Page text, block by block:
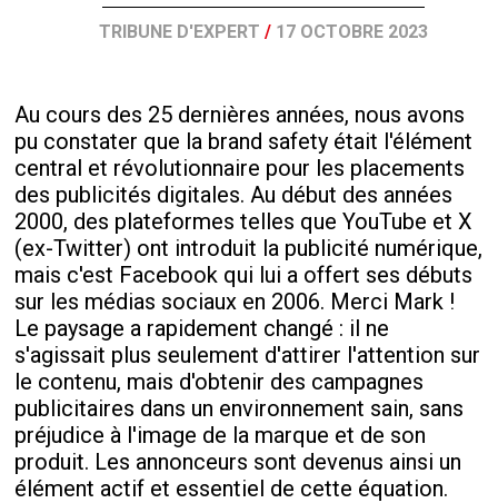
TRIBUNE D'EXPERT / 17 OCTOBRE 2023
Au cours des 25 dernières années, nous avons
pu constater que la brand safety était l'élément
central et révolutionnaire pour les placements
des publicités digitales. Au début des années
2000, des plateformes telles que YouTube et X
(ex-Twitter) ont introduit la publicité numérique,
mais c'est Facebook qui lui a offert ses débuts
sur les médias sociaux en 2006. Merci Mark !
Le paysage a rapidement changé : il ne
s'agissait plus seulement d'attirer l'attention sur
le contenu, mais d'obtenir des campagnes
publicitaires dans un environnement sain, sans
préjudice à l'image de la marque et de son
produit. Les annonceurs sont devenus ainsi un
élément actif et essentiel de cette équation.